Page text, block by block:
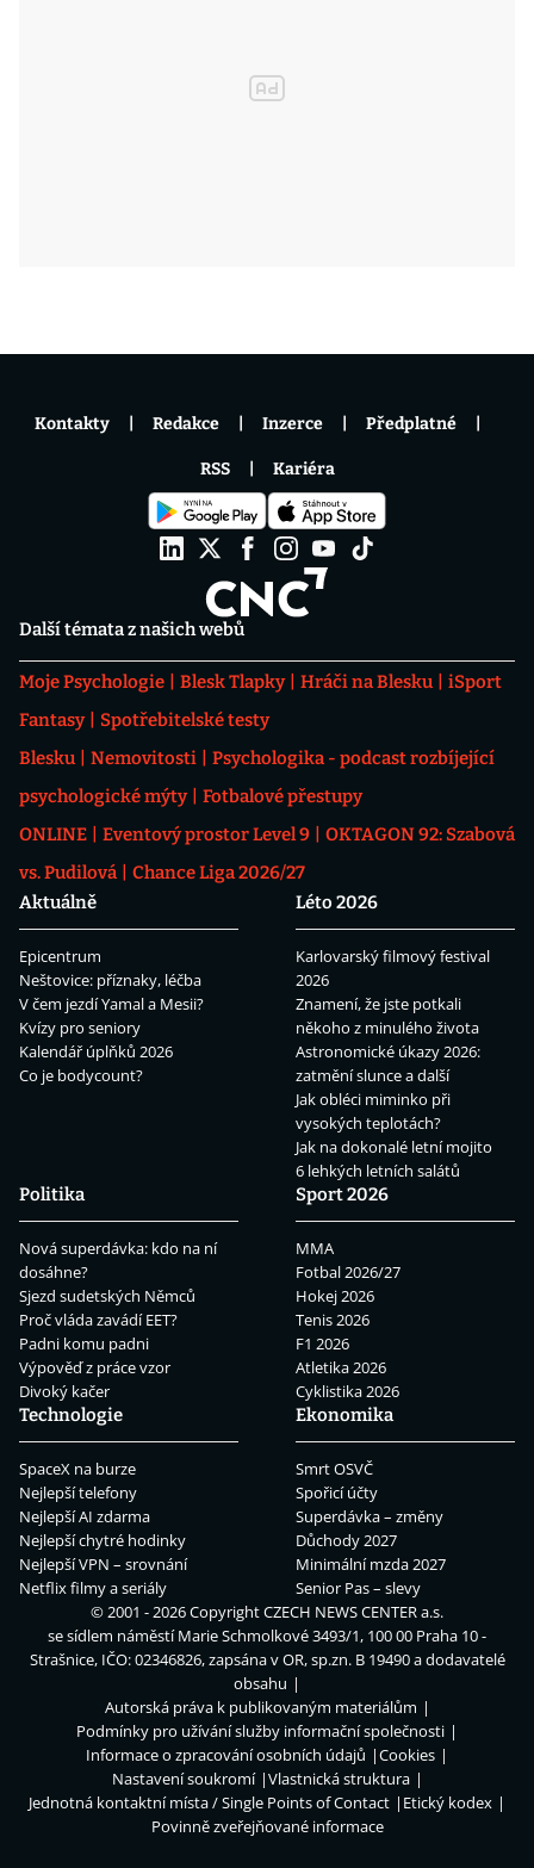
Další témata z našich webů
Moje Psychologie Blesk Tlapky Hráči na Blesku
iSport
Fantasy
Spotřebitelské testy
Blesku
Nemovitosti
Psychologika - podcast rozbíjející
psychologické mýty
Fotbalové přestupy
ONLINE
Eventový prostor Level 9
OKTAGON 92: Szabová
vs. Pudilová
Chance Liga 2026/27
Aktuálně
Epicentrum
Neštovice: příznaky, léčba
V čem jezdí Yamal a Mesii?
Kvízy pro seniory
Kalendář úplňků 2026
Co je bodycount?
Léto 2026
Karlovarský filmový festival
2026
Znamení, že jste potkali
někoho z minulého života
Astronomické úkazy 2026:
zatmění slunce a další
Jak obléci miminko při
vysokých teplotách?
Jak na dokonalé letní mojito
6 lehkých letních salátů
Politika
Nová superdávka: kdo na ní
dosáhne?
Sjezd sudetských Němců
Proč vláda zavádí EET?
Padni komu padni
Výpověď z práce vzor
Divoký kačer
Sport 2026
MMA
Fotbal 2026/27
Hokej 2026
Tenis 2026
F1 2026
Atletika 2026
Cyklistika 2026
Technologie
SpaceX na burze
Nejlepší telefony
Nejlepší AI zdarma
Nejlepší chytré hodinky
Nejlepší VPN – srovnání
Netflix filmy a seriály
Ekonomika
Smrt OSVČ
Spořicí účty
Superdávka – změny
Důchody 2027
Minimální mzda 2027
Senior Pas – slevy
Kontakty Redakce Inzerce Předplatné
RSS Kariéra
© 2001 - 2026 CopyrightCZECH NEWS CENTER a.s.
se sídlem náměstí Marie Schmolkové 3493/1, 100 00 Praha 10 -
Strašnice, IČO: 02346826, zapsána v OR, sp.zn. B 19490 a dodavatelé
obsahu
Autorská práva k publikovaným materiálům
Podmínky pro užívání služby informační společnosti
Informace o zpracování osobních údajů
Cookies
Nastavení soukromí
Vlastnická struktura
Jednotná kontaktní místa / Single Points of Contact
Etický kodex
Povinně zveřejňované informace